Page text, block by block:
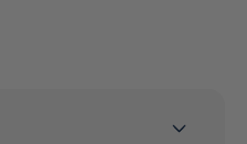
profonde che
energia, Express Shine ti